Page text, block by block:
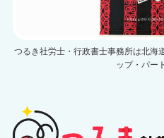
つるき社労士・行政書士事務所は北海
ップ・パー